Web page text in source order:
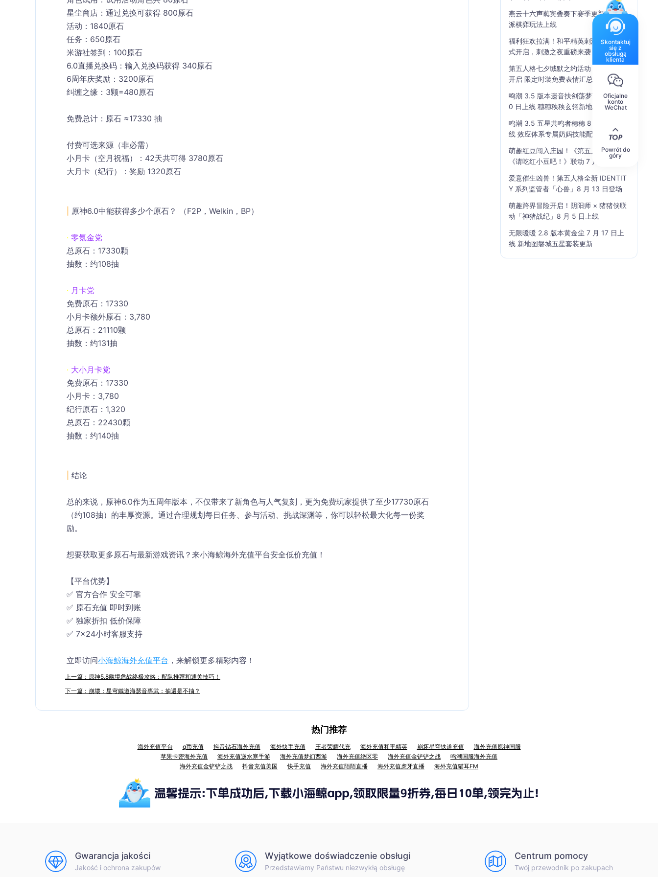
星尘商店：通过兑换可获得 800原石
活动：1840原石
任务：650原石
米游社签到：100原石
6.0直播兑换码：输入兑换码获得 340原石
6周年庆奖励：3200原石
纠缠之缘：3颗=480原石
免费总计：原石 ≈17330 抽
付费可选来源（非必需）
小月卡（空月祝福）：42天共可得 3780原石
大月卡（纪行）：奖励 1320原石
原神6.0中能获得多少个原石？ （F2P，Welkin，BP）
· 零氪金党
总原石：17330颗
抽数：约108抽
· 月卡党
免费原石：17330
小月卡额外原石：3,780
总原石：21110颗
抽数：约131抽
· 大小月卡党
免费原石：17330
小月卡：3,780
纪行原石：1,320
总原石：22430颗
抽数：约140抽
结论
总的来说，原神6.0作为五周年版本，不仅带来了新角色与人气复刻，更为免费玩家提供了至少17730原石
（约108抽）的丰厚资源。通过合理规划每日任务、参与活动、挑战深渊等，你可以轻松最大化每一份奖
励。
想要获取更多原石与最新游戏资讯？来小海鲸海外充值平台安全低价充值！
【平台优势】
✅ 官方合作 安全可靠
✅ 原石充值 即时到账
✅ 独家折扣 低价保障
✅ 7×24小时客服支持
立即访问小海鲸海外充值平台 ，来解锁更多精彩内容！
上一篇：原神5.8幽境危战终极攻略：配队推荐和通关技巧！
下一篇：崩壞：星穹鐵道海瑟音專武：抽還是不抽？
燕云十六声蕤宾叠奏下赛季更新 孤云门
派棋弈玩法上线
福利狂欢拉满！和平精英刺激空投节正
式开启，刺激之夜重磅来袭
第五人格七夕缄默之约活动 8 月 13 日
开启 限定时装免费表情汇总
鸣潮 3.5 版本遗音扶剑荡梦而歌 7 月 1
0 日上线 穗穗秧秧玄翎新地图全解析
鸣潮 3.5 五星共鸣者穗穗 8 月 13 日上
线 效应体系专属奶妈技能配队全解析
萌趣红豆闯入庄园！《第五人格》×
《请吃红小豆吧！》联动 7 月 30 日开
爱意催生凶兽！第五人格全新 IDENTIT
Y 系列监管者「心兽」8 月 13 日登场
萌趣跨界冒险开启！阴阳师 × 猪猪侠联
动「神猪战纪」8 月 5 日上线
无限暖暖 2.8 版本黄金尘 7 月 17 日上
线 新地图磐城五星套装更新
热门推荐
海外充值平台 q币充值 抖音钻石海外充值 海外快手充值 王者荣耀代充 海外充值和平精英 崩坏星穹铁道充值
海外充值原神国服
苹果卡密海外充值
海外充值逆水寒手游 海外充值梦幻西游 海外充值绝区零 海外充值金铲铲之战
鸣潮国服海外充值
海外充值金铲铲之战
抖音充值美国 快手充值 海外充值陌陌直播 海外充值虎牙直播 海外充值猫耳FM
Gwarancja jakości
Jakość i ochrona zakupów
Wyjątkowe doświadczenie obsługi
Przedstawiamy Państwu niezwykłą obsługę
Centrum pomocy
Twój przewodnik po zakupach
Skontaktuj
się z
obsługą
klienta
Oficjalne
konto
WeChat
Powrót do
góry